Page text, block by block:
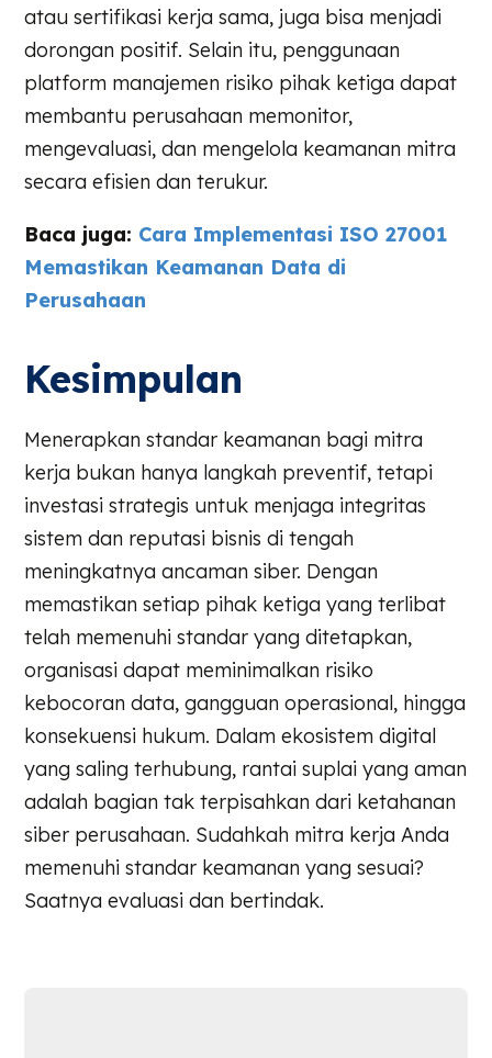
atau sertifikasi kerja sama, juga bisa menjadi
dorongan positif. Selain itu, penggunaan
platform manajemen risiko pihak ketiga dapat
membantu perusahaan memonitor,
mengevaluasi, dan mengelola keamanan mitra
secara efisien dan terukur.
Baca juga: Cara Implementasi ISO 27001
Memastikan Keamanan Data di
Perusahaan
Kesimpulan
Menerapkan standar keamanan bagi mitra
kerja bukan hanya langkah preventif, tetapi
investasi strategis untuk menjaga integritas
sistem dan reputasi bisnis di tengah
meningkatnya ancaman siber. Dengan
memastikan setiap pihak ketiga yang terlibat
telah memenuhi standar yang ditetapkan,
organisasi dapat meminimalkan risiko
kebocoran data, gangguan operasional, hingga
konsekuensi hukum. Dalam ekosistem digital
yang saling terhubung, rantai suplai yang aman
adalah bagian tak terpisahkan dari ketahanan
siber perusahaan. Sudahkah mitra kerja Anda
memenuhi standar keamanan yang sesuai?
Saatnya evaluasi dan bertindak.